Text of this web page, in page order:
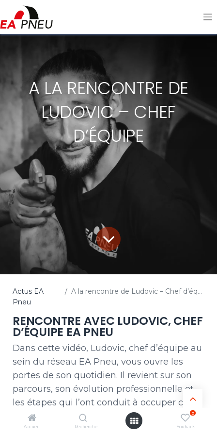
Accueil Recherche
0
Souhaits
A LA RENCONTRE DE
LUDOVIC – CHEF
D’ÉQUIPE
Actus EA
Pneu
A la rencontre de Ludovic – Chef d’équipe
RENCONTRE AVEC LUDOVIC, CHEF
D’ÉQUIPE EA PNEU
Dans cette vidéo, Ludovic, chef d’équipe au
sein du réseau EA Pneu, vous ouvre les
portes de son quotidien. Il revient sur son
parcours, son évolution professionnelle et
les étapes qui l’ont conduit à occuper ce
rôle clé au sein de l’atelier.